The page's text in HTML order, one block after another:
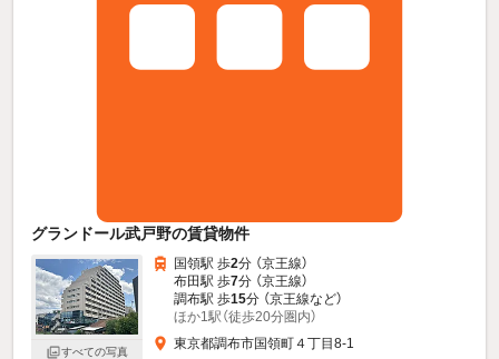
グランドール武戸野の賃貸物件
すべての写真
国領駅 歩2分 （京王線）
布田駅 歩7分 （京王線）
調布駅 歩15分 （京王線など）
ほか1駅（徒歩20分圏内）
東京都調布市国領町４丁目8-1